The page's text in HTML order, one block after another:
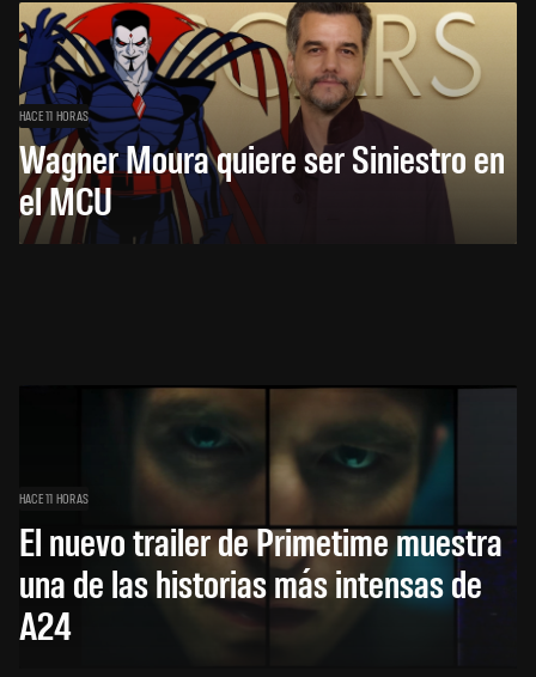
HACE 11 HORAS
Wagner Moura quiere ser Siniestro en
el MCU
HACE 11 HORAS
El nuevo trailer de Primetime muestra
una de las historias más intensas de
A24